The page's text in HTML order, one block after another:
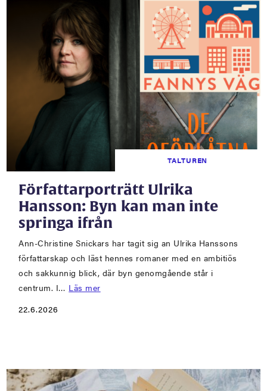
TALTUREN
Författarporträtt Ulrika
Hansson: Byn kan man inte
springa ifrån
Ann-Christine Snickars har tagit sig an Ulrika Hanssons
författarskap och läst hennes romaner med en ambitiös
och sakkunnig blick, där byn genomgående står i
centrum. I… Läs mer
22.6.2026